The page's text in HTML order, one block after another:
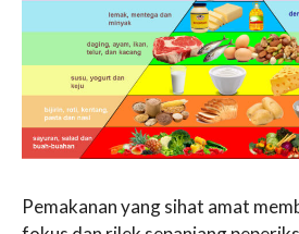
Pemakanan yang sihat amat